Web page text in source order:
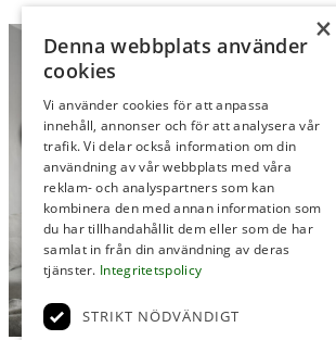
×
Denna webbplats använder
cookies
Vi använder cookies för att anpassa
innehåll, annonser och för att analysera vår
trafik. Vi delar också information om din
användning av vår webbplats med våra
reklam- och analyspartners som kan
kombinera den med annan information som
du har tillhandahållit dem eller som de har
samlat in från din användning av deras
tjänster. Integritetspolicy
STRIKT NÖDVÄNDIGT